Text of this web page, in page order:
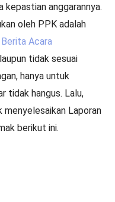
kepastian anggarannya.
oleh PPK adalah
Berita Acara
tidak sesuai
hanya untuk
tidak hangus. Lalu,
Laporan
berikut ini.